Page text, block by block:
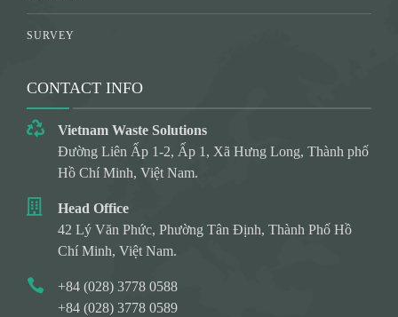
SURVEY
CONTACT INFO
Vietnam Waste Solutions
Đường Liên Ấp 1-2, Ấp 1, Xã Hưng Long, Thành phố
Hồ Chí Minh, Việt Nam.
Head Office
42 Lý Văn Phức, Phường Tân Định, Thành Phố Hồ
Chí Minh, Việt Nam.
+84 (028) 3778 0588
+84 (028) 3778 0589